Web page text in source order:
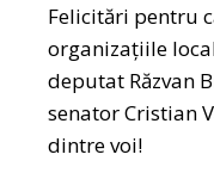
Felicitări pentru
organizațiile
deputat Răzvan
senator Cristian
dintre voi!